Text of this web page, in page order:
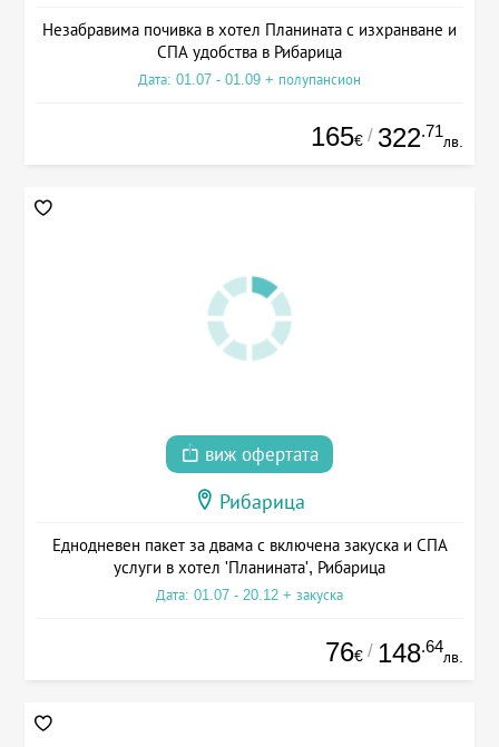
Незабравима почивка в хотел Планината с изхранване и
СПА удобства в Рибарица
Дата: 01.07 - 01.09 + полупансион
165€ / 322.71
лв.
виж офертата
Рибарица
Еднодневен пакет за двама с включена закуска и СПА
услуги в хотел 'Планината', Рибарица
Дата: 01.07 - 20.12 + закуска
76€ / 148.64
лв.